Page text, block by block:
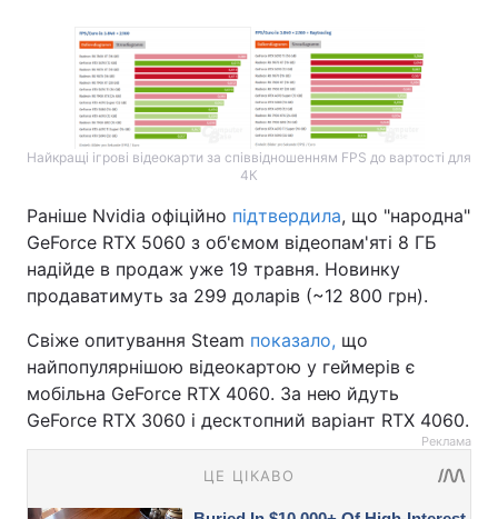
Найкращі ігрові відеокарти за співвідношенням FPS до вартості для
4К
Раніше Nvidia офіційно підтвердила, що "народна"
GeForce RTX 5060 з об'ємом відеопам'яті 8 ГБ
надійде в продаж уже 19 травня. Новинку
продаватимуть за 299 доларів (~12 800 грн).
Свіже опитування Steam показало, що
найпопулярнішою відеокартою у геймерів є
мобільна GeForce RTX 4060. За нею йдуть
GeForce RTX 3060 і десктопний варіант RTX 4060.
Реклама